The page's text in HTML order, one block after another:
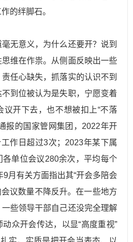
的绊脚石。
无意义，为什么还要开？说到
维在作祟。从侧面反映出一些
任心缺失，抓落实的认识不到
到位被认为是失职，宁愿变着
议开下去，也不想被扣上“不落
报的国家管网集团，2022年开
作日超过3次；2023年某下属
各单位会议280余次，平均每个
月有关方面指出其“开会多陪会
议数量不降反升。在一些地方
些领导干部自己还没完全理解
众开会传达，以显“高度重视”